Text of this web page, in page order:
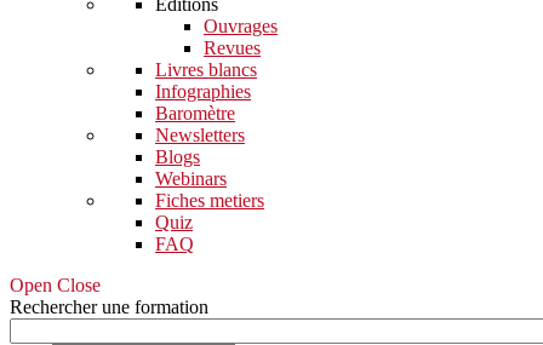
Ouvrages
Revues
Livres blancs
Infographies
Baromètre
Newsletters
Blogs
Webinars
Fiches metiers
Quiz
FAQ
Open Close
Rechercher une formation